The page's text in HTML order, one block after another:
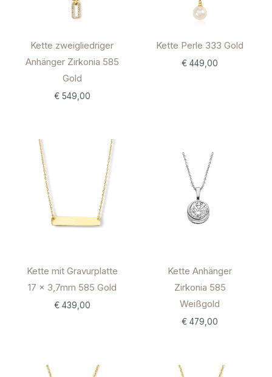
Kette zweigliedriger
Anhänger Zirkonia 585
Gold
€549,00
Kette Perle 333 Gold
€ 449,00
Kette mit Gravurplatte
17 x 3,7mm 585 Gold
€439,00
Kette Anhänger
Zirkonia 585
Weißgold
€ 479,00